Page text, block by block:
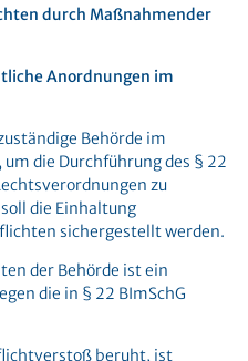
durch Maßnahmender
Anordnungen im
Behörde im
die Durchführung des § 22
zu
die Einhaltung
sichergestellt werden.
der Behörde ist ein
die in § 22 BImSchG
beruht, ist